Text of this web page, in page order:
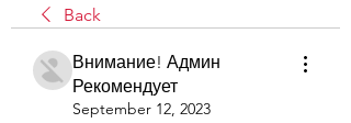
Back
Внимание! Админ
Рекомендует
September 12, 2023